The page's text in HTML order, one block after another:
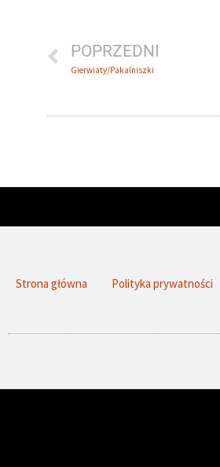
POPRZEDNI
Gierwiaty/Pakalniszki
Strona główna Polityka prywatności